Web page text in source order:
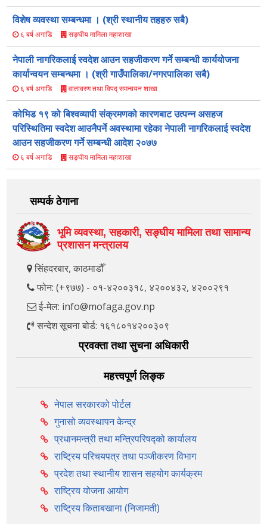
विशेष व्यवस्था सम्बन्धमा । (श्री स्थानीय तहहरु सबै)
६ बर्ष अगाडि सङ्घीय मामिला महाशाखा
नेपाली नागरिकलाई स्वदेश आउन सहजीकरण गर्ने सम्बन्धी कार्ययोजना
कार्यान्वयन सम्बन्धमा । (श्री गाउँपालिका/नगरपालिका सबै)
६ बर्ष अगाडि वातावरण तथा विपद् समन्वयन शाखा
कोभिड १९ को बिश्वव्यापी संक्रमणको कारणबाट उत्पन्न असहज
परिस्थितिमा स्वदेश आउनैपर्ने अवस्थामा रहेका नेपाली नागरिकलाई स्वदेश
आउन सहजीकरण गर्ने सम्बन्धी आदेश २०७७
६ बर्ष अगाडि सङ्घीय मामिला महाशाखा
सम्पर्क ठेगाना
भूमि व्यवस्था, सहकारी, सङ्‍घीय मामिला तथा सामान्य
प्रशासन मन्त्रालय
सिंहदरबार, काठमाडौँ
फोन: (+९७७) - ०१-४२००३१८, ४२००४३२, ४२००२९१
ई-मेल: info@mofaga.gov.np
सन्देश सूचना बोर्ड: १६१८०१४२००३०९
प्रवक्ता तथा सुचना अधिकारी
महत्त्वपूर्ण लिङ्क
नेपाल सरकारको पोर्टल
गुनासो व्यवस्थापन केन्द्र
प्रधानमन्त्री तथा मन्त्रिपरिषद्को कार्यालय
राष्ट्रिय परिचयपत्र तथा पञ्‍जीकरण विभाग
प्रदेश तथा स्थानीय शासन सहयोग कार्यक्रम
राष्ट्रिय योजना आयोग
राष्ट्रिय किताबखाना (निजामती)